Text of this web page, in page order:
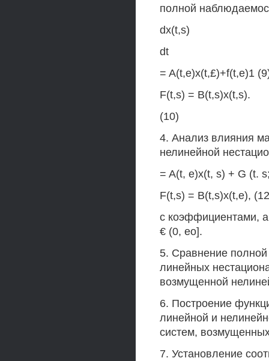
полной
dx(t,s)
dt
= A(t,e)x(t,£)+f(t,e)1
F(t,s) = B(t,s)x(t,s).
(10)
4. Анализ влияния
нелинейной
= A(t, e)x(t, s) + G (t.
F(t,s) = B(t,s)x(t,e),
с коэффициентами,
€ (0, ео].
5. Сравнение
линейных
возмущенной
6. Построение
линейной и
систем,
7. Установление